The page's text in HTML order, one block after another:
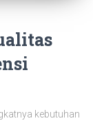
kebutuhan